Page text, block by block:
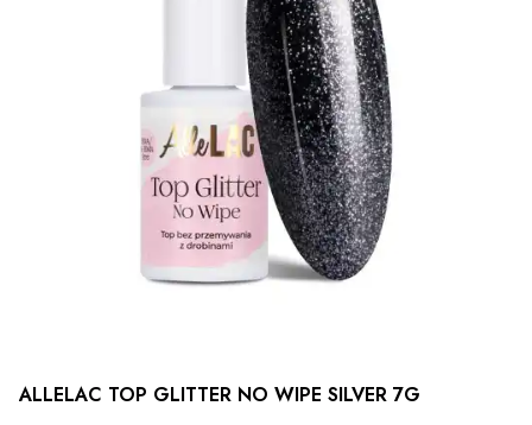
ALLELAC TOP GLITTER NO WIPE SILVER 7G